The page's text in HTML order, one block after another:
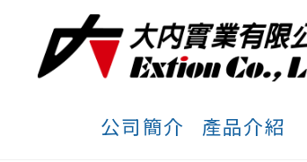
公司簡介 產品介紹